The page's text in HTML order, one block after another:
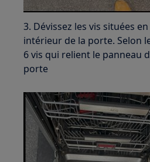
3. Dévissez les vis situées
intérieur de la porte. Selon
6 vis qui relient le panneau
porte